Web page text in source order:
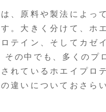
、原料や製法によっ
。大きく分けて、ホ
テイン、そしてカゼ
その中でも、多くのプ
れているホエイプロ
違いについておさら